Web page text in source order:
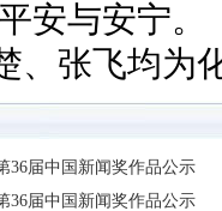
安与安宁。
、张飞均为
36届中国新闻奖作品公示
36届中国新闻奖作品公示